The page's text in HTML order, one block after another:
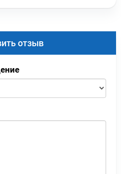
отзыв